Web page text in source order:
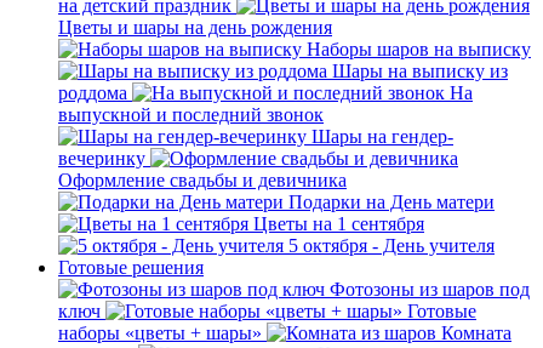
на детский праздник
Цветы и шары на день рождения
Наборы шаров на выписку
Шары на выписку из
роддома
На
выпускной и последний звонок
Шары на гендер-
вечеринку
Оформление свадьбы и девичника
Подарки на День матери
Цветы на 1 сентября
5 октября - День учителя
Готовые решения
Фотозоны из шаров под
ключ
Готовые
наборы «цветы + шары»
Комната